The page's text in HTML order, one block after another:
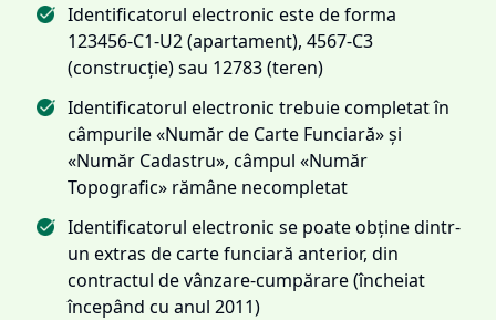
Identificatorul electronic este de forma
123456-C1-U2 (apartament), 4567-C3
(construcție) sau 12783 (teren)
Identificatorul electronic trebuie completat în
câmpurile «Număr de Carte Funciară» și
«Număr Cadastru», câmpul «Număr
Topografic» rămâne necompletat
Identificatorul electronic se poate obține dintr-
un extras de carte funciară anterior, din
contractul de vânzare-cumpărare (încheiat
începând cu anul 2011)